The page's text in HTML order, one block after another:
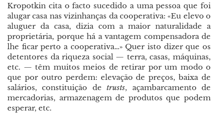
Kropotkin cita o facto sucedido a uma pessoa que foi
alugar casa nas vizinhanças da cooperativa: «Eu elevo o
aluguer da casa, dizia com a maior naturalidade a
proprietária, porque há a vantagem compensadora de
lhe ficar perto a cooperativa…» Quer isto dizer que os
detentores da riqueza social — terra, casas, máquinas,
etc. — têm muitos meios de retirar por um modo o
que por outro perdem: elevação de preços, baixa de
salários, constituição detrusts, açambarcamento de
mercadorias, armazenagem de produtos que podem
esperar, etc.